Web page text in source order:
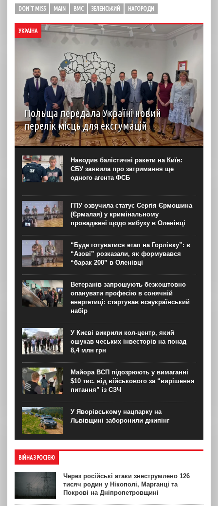
DON'T MISS MAIN ВМС ЗЕЛЕНСЬКИЙ НАГОРОДИ
УКРАЇНА
Польща передала Україні новий
перелік місць для ексгумацій
У Львові 5 серпня пройшло засідання Українсько-
польської робочої групи у справах гідних поховань, у
межах якого Польща передала перелік місць для
проведення подальших робіт на території України. Про
це...
Наводив балістичні ракети на Київ:
СБУ заявила про затримання ще
одного агента ФСБ
ГПУ озвучила статус Сергія Єрмошина
(Єрмалая) у кримінальному
проваджені щодо вибуху в Оленівці
“Буде готуватися етап на Горлівку”: в
“Азові” розказали, як формувався
“барак 200” в Оленівці
Ветеранів запрошують безкоштовно
опанувати професію в сонячній
енергетиці: стартував всеукраїнський
набір
У Києві викрили кол-центр, який
ошукав чеських інвесторів на понад
8,4 млн грн
Майора ВСП підозрюють у вимаганні
$10 тис. від військового за “вирішення
питання” із СЗЧ
У Яворівському нацпарку на
Львівщині заборонили джипінг
ВІЙНА З РОСІЄЮ
Через російські атаки знеструмлено 126
тисяч родин у Нікополі, Марганці та
Покрові на Дніпропетровщині